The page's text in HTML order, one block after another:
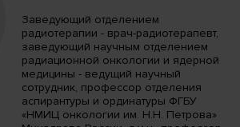
Заведующий отделением
радиотерапии - врач-радиотерапевт,
заведующий научным отделением
радиационной онкологии и ядерной
медицины - ведущий научный
сотрудник, профессор отделения
аспирантуры и ординатуры ФГБУ
«НМИЦ онкологии им. Н.Н. Петрова»